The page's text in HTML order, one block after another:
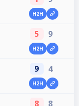
H2H
5 9
H2H
9 4
H2H
8 8